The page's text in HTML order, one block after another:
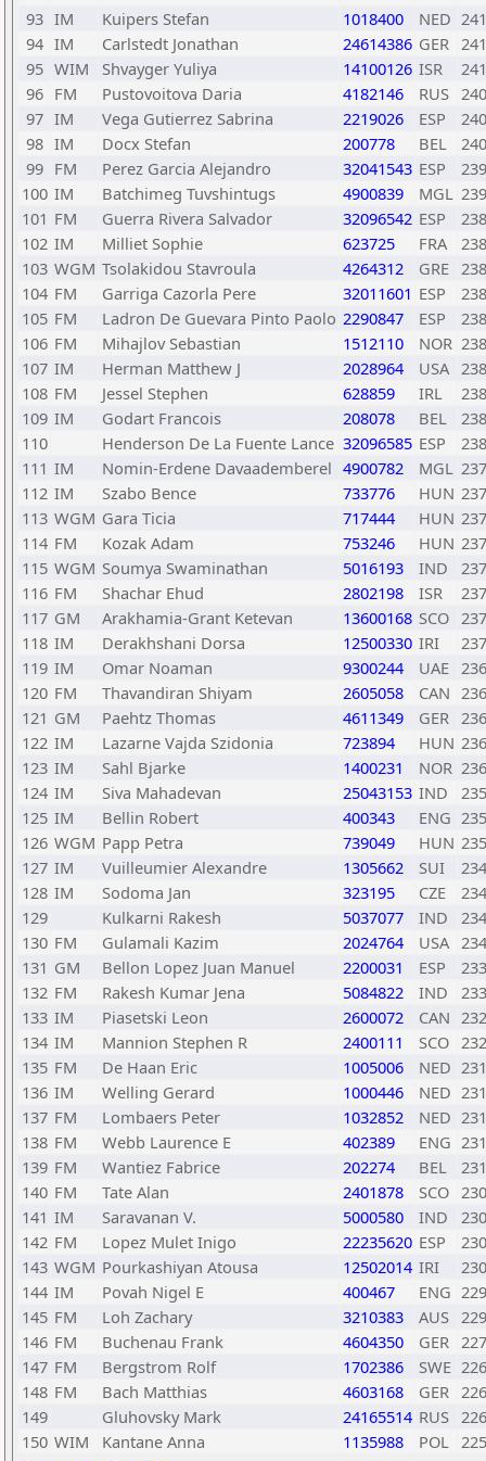
93 IM Kuipers Stefan 1018400 NED
94 IM Carlstedt Jonathan 24614386 GER
95 WIM Shvayger Yuliya 14100126 ISR
96 FM Pustovoitova Daria 4182146 RUS
97 IM Vega Gutierrez Sabrina 2219026 ESP
98 IM Docx Stefan 200778 BEL
99 FM Perez Garcia Alejandro 32041543 ESP
100 IM Batchimeg Tuvshintugs 4900839 MGL
101 FM Guerra Rivera Salvador 32096542 ESP
102 IM Milliet Sophie 623725 FRA
103 WGM Tsolakidou Stavroula 4264312 GRE
104 FM Garriga Cazorla Pere 32011601 ESP
105 FM Ladron De Guevara Pinto Paolo 2290847 ESP
106 FM Mihajlov Sebastian 1512110 NOR
107 IM Herman Matthew J 2028964 USA
108 FM Jessel Stephen 628859 IRL
109 IM Godart Francois 208078 BEL
110
Henderson De La Fuente Lance 32096585 ESP
111 IM Nomin-Erdene Davaademberel 4900782 MGL
112 IM Szabo Bence 733776 HUN
113 WGM Gara Ticia 717444 HUN
114 FM Kozak Adam 753246 HUN
115 WGM Soumya Swaminathan 5016193 IND
116 FM Shachar Ehud 2802198 ISR
117 GM Arakhamia-Grant Ketevan 13600168 SCO
118 IM Derakhshani Dorsa 12500330 IRI
119 IM Omar Noaman 9300244 UAE
120 FM Thavandiran Shiyam 2605058 CAN
121 GM Paehtz Thomas 4611349 GER
122 IM Lazarne Vajda Szidonia 723894 HUN
123 IM Sahl Bjarke 1400231 NOR
124 IM Siva Mahadevan 25043153 IND
125 IM Bellin Robert 400343 ENG
126 WGM Papp Petra 739049 HUN
127 IM Vuilleumier Alexandre 1305662 SUI
128 IM Sodoma Jan 323195 CZE
129
Kulkarni Rakesh 5037077 IND
130 FM Gulamali Kazim 2024764 USA
131 GM Bellon Lopez Juan Manuel 2200031 ESP
132 FM Rakesh Kumar Jena 5084822 IND
133 IM Piasetski Leon 2600072 CAN
134 IM Mannion Stephen R 2400111 SCO
135 FM De Haan Eric 1005006 NED
136 IM Welling Gerard 1000446 NED
137 FM Lombaers Peter 1032852 NED
138 FM Webb Laurence E 402389 ENG
139 FM Wantiez Fabrice 202274 BEL
140 FM Tate Alan 2401878 SCO
141 IM Saravanan V. 5000580 IND
142 FM Lopez Mulet Inigo 22235620 ESP
143 WGM Pourkashiyan Atousa 12502014 IRI
144 IM Povah Nigel E 400467 ENG
145 FM Loh Zachary 3210383 AUS
146 FM Buchenau Frank 4604350 GER
147 FM Bergstrom Rolf 1702386 SWE
148 FM Bach Matthias 4603168 GER
149
Gluhovsky Mark 24165514 RUS
150 WIM Kantane Anna 1135988 POL